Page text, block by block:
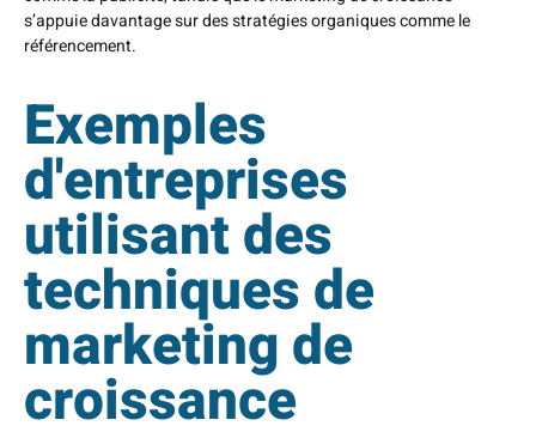
s’appuie davantage sur des stratégies organiques comme le
référencement.
Exemples
d'entreprises
utilisant des
techniques de
marketing de
croissance